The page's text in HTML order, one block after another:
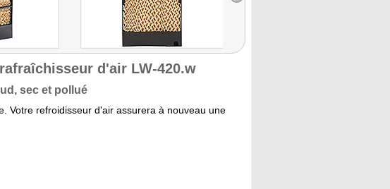
d'air LW-420.w
sec et pollué
Votre refroidisseur d'air assurera à nouveau une